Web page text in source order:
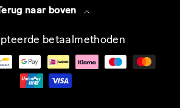
naar boven
betaalmethoden